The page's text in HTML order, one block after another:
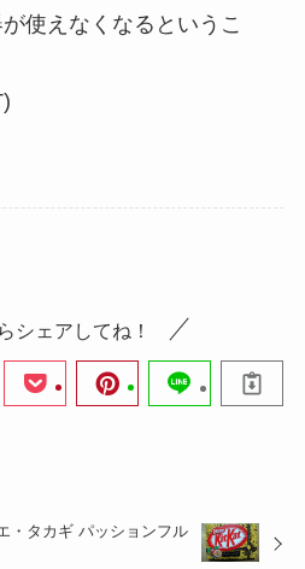
使えなくなるというこ
シェアしてね！
・タカギ パッションフル